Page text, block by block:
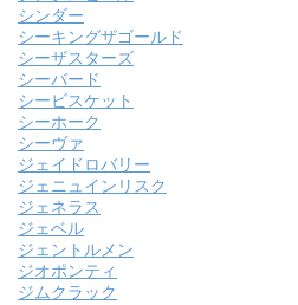
シンダー
シーキングザゴールド
シーザスターズ
シーバード
シービスケット
シーホーク
シーヴァ
ジェイドロバリー
ジェニュインリスク
ジェネラス
ジェベル
ジェントルメン
ジオポンティ
ジムクラック